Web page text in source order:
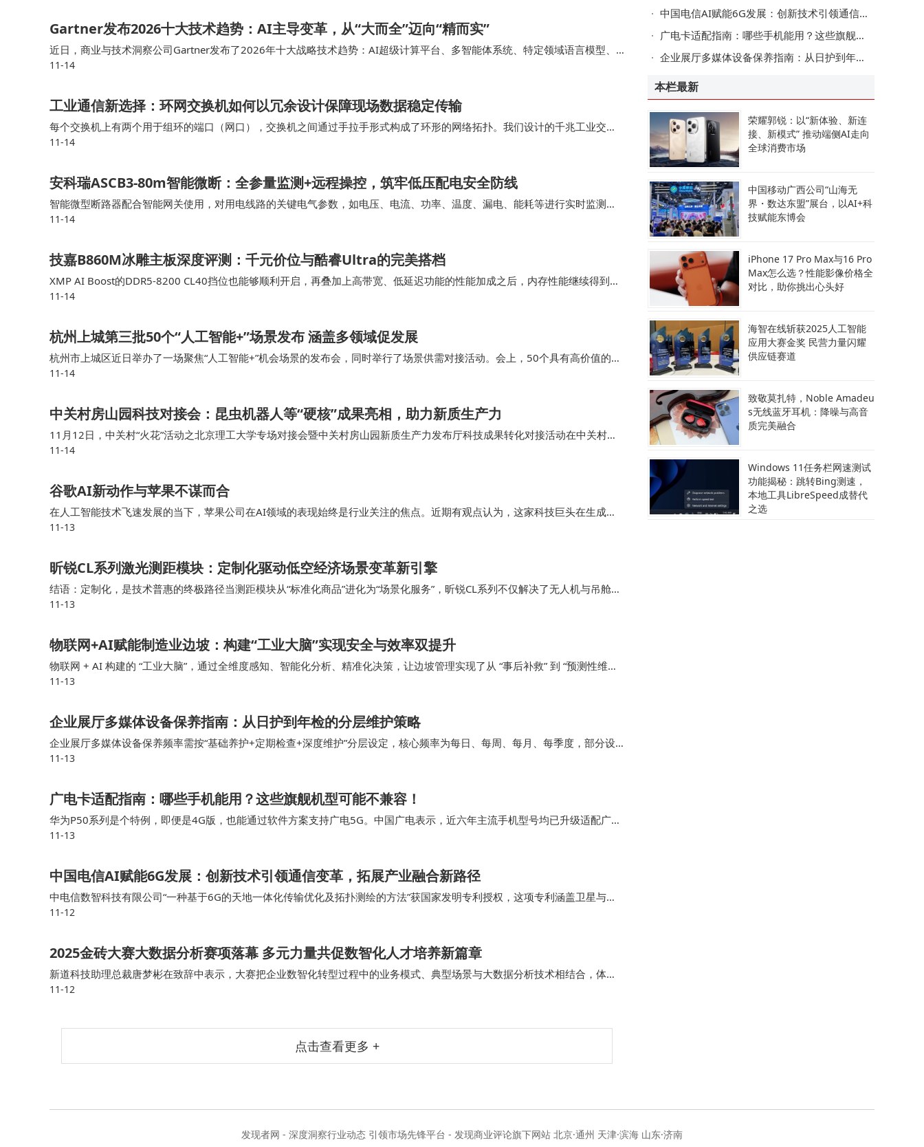
FX 5和FX 6车型将提供两种动力系统：增程AIEV和纯电AIEV。FX的目标是在2025年底生产首辆汽车，公司
将与潜在合作伙伴一起为实现这一目标全力以赴。FX将会推出最具创新性的轻资产、轻营销、轻销售，全共创，
“FX致力于提供高性能且价格实惠的电动车，满足当今用户不断变化的需求。凭借尖端技术、智能座舱体验
以及强大的执行策略，我们有望引领AIEV市场的发展。”FF创始人及首席产品及用户生态官贾跃亭表示，“我们相
信FX品牌及其产品将为我们品牌的全新用户群体带来巨大的价值。”
FF与国内4家主机厂签署合作协议 打造全美首家全力推进增程式AIEV的主机厂
程式AIEV(RE-AIEV)产业的发展。 FF 91 2.0系列产品瞄准极致AI顶奢市场，而第二品牌FX则面向大众市场。目
前，FF已经与4家中国一线主机厂签署协议或MOU。现在，FF公司正在进行其他协议的签署。
发布会上，FF还公布了“全民AI之车，全民决选共创”预调研活动初步结果。在近万份调查问卷中，用户反馈
美国电动车产业在多个方面落后：如新能源汽车市场渗透率极低，充电站等配套基础设施发展缓慢，国内供应链
FF表示，从产业机会的角度来看，美国的AIEV大众市场是一个广阔的蓝海，意味着有巨大的机会提供合适的
产品，特别是在几乎未被开发的RE-AIEV(增程人工智能电动车)市场。尽管美国是全球电动车产业的鼻祖，但其新
能源汽车的市场渗透率仅为18%左右，相比中国的53%，显示了Faraday X巨大的市场机遇。
据FF介绍，公司还将启动第二阶段的线上调研，同时也将开展FX Logo线上设计大赛，以及发布针对公司股
新品牌Faraday X目标：打造两倍性能一半价格的爆款AIEV
据了解，FX品牌Slogan是：“共创，让每个人都能拥有一台AIEV”。FX品牌的灵感深植于FF独特的基因，也
完美反映了数学函数y = f(x)的逻辑，其中x是自变量，f代表对应规则，y则是最终结果。
对于FX品牌而言，X代表用户、合作伙伴、行业以及无限可能。F不仅代表FF，还象征着FF与“X”之间相互赋
能、开源合作、共同创造价值的关系。公司希望通过FX的“开源开放、全民定义、共创共享、桥梁战略 、创造RE-
能、一半价格” ，每个人都能拥有“极致科技顶奢大众化”的爆款AIEV。
FF表示，FX在产品定义上还将邀请用户参与Faraday X产品生命周期的全流程，实现“全民产品、全民定义、
致体价比AIEV，共享FX品牌和产品价值。
望通过提供极致体价比的AIEV，让每个人都能拥有，并实现AI平权和时间平权。FX确保每个人在从A点到B点的
旅途中，都能享受同样奢华的AI体验。同时，FX帮助用户在家庭和个人生活之间，以及工作和休闲之间找到平
FF表示，FF和FX将相互赋能，创建一个覆盖超豪华和大众市场的完整AIEV生态。
Gartner发布2026十大技术趋势：AI主导变革，从“大而全”迈向“精而实”
近日，商业与技术洞察公司Gartner发布了2026年十大战略技术趋势：AI超级计算平台、多智能体系统、特定领域语言模型、A
I安全平台、AI原生开发平台、机密计算、物理AI、前置式主动网络安全、数字溯源，以及…
11-14
工业通信新选择：环网交换机如何以冗余设计保障现场数据稳定传输
每个交换机上有两个用于组环的端口（网口），交换机之间通过手拉手形式构成了环形的网络拓扑。我们设计的千兆工业交换
机整体设计采用“凹陷”网口设计，外观上和普通交换机大有差别，将网线水晶头能够有力的支撑保护住。 …
11-14
安科瑞ASCB3-80m智能微断：全参量监测+远程操控，筑牢低压配电安全防线
智能微型断路器配合智能网关使用，对用电线路的关键电气参数，如电压、电流、功率、温度、漏电、能耗等进行实时监测，
具有远程操控、异常预警、事故跳闸告警、电能计量统计、故障定位等功能。ASCB3-80m 系列智能…
11-14
技嘉B860M冰雕主板深度评测：千元价位与酷睿Ultra的完美搭档
XMP AI Boost的DDR5-8200 CL40挡位也能够顺利开启，再叠加上高带宽、低延迟功能的性能加成之后，内存性能继续得到提
升，但写入性能基本上是到顶了，主要是受限于B860芯片组主板无法调整CP…
11-14
杭州上城第三批50个“人工智能+”场景发布 涵盖多领域促发展
杭州市上城区近日举办了一场聚焦“人工智能+”机会场景的发布会，同时举行了场景供需对接活动。会上，50个具有高价值的创
新应用场景集中亮相，覆盖社会治理、金融服务、民生服务、城市管理、智能建造、文化旅游、时尚消费等多个领域，展现了
11-14
中关村房山园科技对接会：昆虫机器人等“硬核”成果亮相，助力新质生产力
11月12日，中关村“火花”活动之北京理工大学专场对接会暨中关村房山园新质生产力发布厅科技成果转化对接活动在中关村新
兴产业前沿技术研究院举行，极限搜救昆虫机器人、通信感知超宽带收发芯片等一批来自北京理工大学、…
11-14
谷歌AI新动作与苹果不谋而合
在人工智能技术飞速发展的当下，苹果公司在AI领域的表现始终是行业关注的焦点。近期有观点认为，这家科技巨头在生成式A
I浪潮中显得步伐迟缓，但深入分析后会发现，苹果正在隐私保护与技术创新之间走出一条独特的道路。
11-13
昕锐CL系列激光测距模块：定制化驱动低空经济场景变革新引擎
结语：定制化，是技术普惠的终极路径当测距模块从“标准化商品”进化为“场景化服务”，昕锐CL系列不仅解决了无人机与吊舱
的“精准降本”难题，更重新定义了技术与需求的关系：技术突破的价值，不在于参数的堆砌，而在于…
11-13
物联网+AI赋能制造业边坡：构建“工业大脑”实现安全与效率双提升
物联网 + AI 构建的 “工业大脑”，通过全维度感知、智能化分析、精准化决策，让边坡管理实现了从 “事后补救” 到 “预测性维护”
的根本性转变，不仅破解了安全与效率、投入与效益的平衡难题，更重塑了制造业…
11-13
企业展厅多媒体设备保养指南：从日护到年检的分层维护策略
企业展厅多媒体设备保养频率需按“基础养护+定期检查+深度维护”分层设定，核心频率为每日、每周、每月、每季度，部分设
备需年度专业维保。检查设备开机状态，测试核心功能（显示、音响、互动响应）是否正常。 请专业人…
11-13
广电卡适配指南：哪些手机能用？这些旗舰机型可能不兼容！
华为P50系列是个特例，即便是4G版，也能通过软件方案支持广电5G。中国广电表示，近六年主流手机型号均已升级适配广电
网络，98%以上的新入网5G手机支持700MHz频段。 判断你的手机是否适配广电卡，不仅…
11-13
中国电信AI赋能6G发展：创新技术引领通信变革，拓展产业融合新路径
中电信数智科技有限公司“一种基于6G的天地一体化传输优化及拓扑测绘的方法”获国家发明专利授权，这项专利涵盖卫星与地
面网络协同通信、频谱资源共享、高效信号传输等多个核心技术领域，为6G的落地应用铺设了一条“高…
11-12
2025金砖大赛大数据分析赛项落幕 多元力量共促数智化人才培养新篇章
新道科技助理总裁唐梦彬在致辞中表示，大赛把企业数智化转型过程中的业务模式、典型场景与大数据分析技术相结合，体现
行业和企业对人员技能的最新标准，让师生深入了解当前数智化企业的运营和管理模式，提升大数据分析的理…
11-12
点击查看更多 +
中国电信AI赋能6G发展：创新技术引领通信变革，拓展产业融合新路径
广电卡适配指南：哪些手机能用？这些旗舰机型可能不兼容！
企业展厅多媒体设备保养指南：从日护到年检的分层维护策略
本栏最新
荣耀郭锐：以“新体验、新连
接、新模式” 推动端侧AI走向
全球消费市场
中国移动广西公司“山海无
界・数达东盟”展台，以AI+科
技赋能东博会
iPhone 17 Pro Max与16 Pro
Max怎么选？性能影像价格全
对比，助你挑出心头好
海智在线斩获2025人工智能
应用大赛金奖 民营力量闪耀
供应链赛道
致敬莫扎特，Noble Amadeu
s无线蓝牙耳机：降噪与高音
质完美融合
Windows 11任务栏网速测试
功能揭秘：跳转Bing测速，
本地工具LibreSpeed成替代
之选
发现者网 - 深度洞察行业动态 引领市场先锋平台 - 发现商业评论旗下网站 北京·通州 天津·滨海 山东·济南